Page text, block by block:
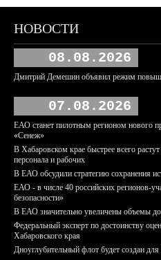
НОВОСТИ
08.08.2026
Дмитрий Демешин объявил режим
07.08.2026
ЕАО станет пилотным регионом нового
«Сенеж»
В Хабаровском крае быстрее всего
персонала и рабочих
В ЕАО обсудили стратегию сохранения
ЕАО - в числе 40 российских регионов-
безопасности»
В ЕАО значительно увеличены объемы
Федеральный эксперт по достоинству
Хабаровского края
Дноуглубительный флот будет создан